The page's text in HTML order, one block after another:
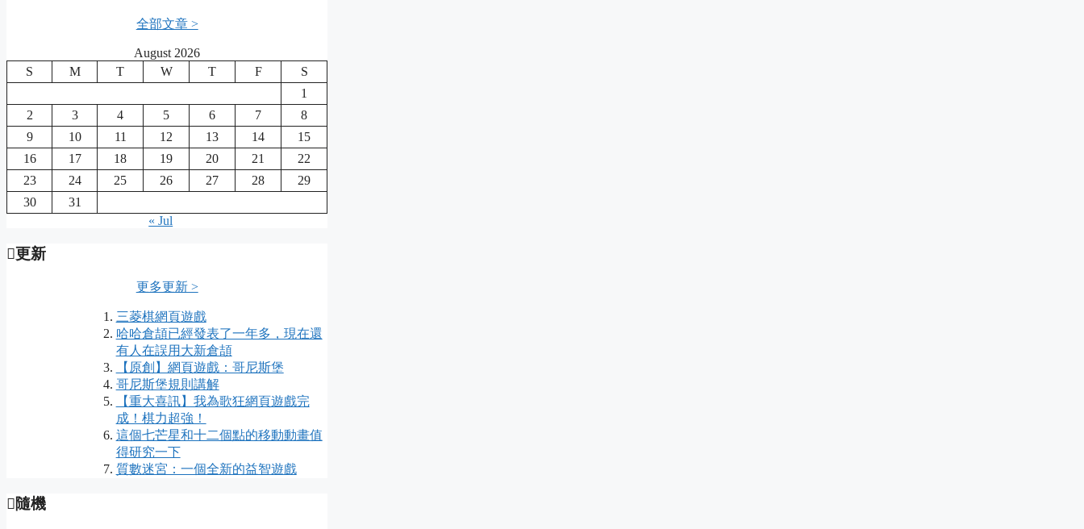
全部文章 >
August 2026
S
M T W T F
S
1
2
3 4 5 6 7
8
9
10 11 12 13 14
15
16
17 18 19 20 21
22
23
24 25 26 27 28
29
30
31
« Jul
更新
更多更新 >
三菱棋網頁遊戲
哈哈倉頡已經發表了一年多，現在還
有人在誤用大新倉頡
【原創】網頁遊戲：哥尼斯堡
哥尼斯堡規則講解
【重大喜訊】我為歌狂網頁遊戲完
成！棋力超強！
這個七芒星和十二個點的移動動畫值
得研究一下
質數迷宮：一個全新的益智遊戲
隨機